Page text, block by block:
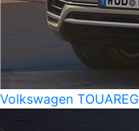
Volkswagen TOUAREG